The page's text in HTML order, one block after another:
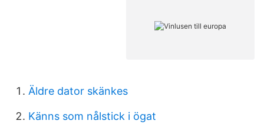
Äldre dator skänkes
Känns som nålstick i ögat